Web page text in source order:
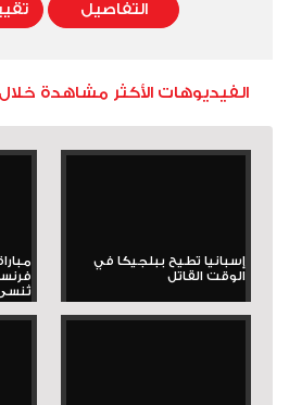
التفاصيل
الفيديوهات الأكثر مشاهدة
إسبانيا تطيح ببلجيكا في
الوقت القاتل